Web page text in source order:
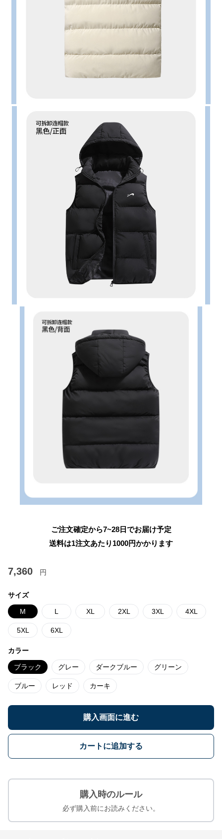
ご注文確定から7~28日でお届け予定
送料は1注文あたり 1000円かかります
7,360 円
サイズ
M L XL 2XL 3XL 4XL
5XL 6XL
カラー
ブラック グレー ダークブルー グリーン
ブルー レッド カーキ
購入画面に進む
カートに追加する
購入時のルール
必ず購入前にお読みください。